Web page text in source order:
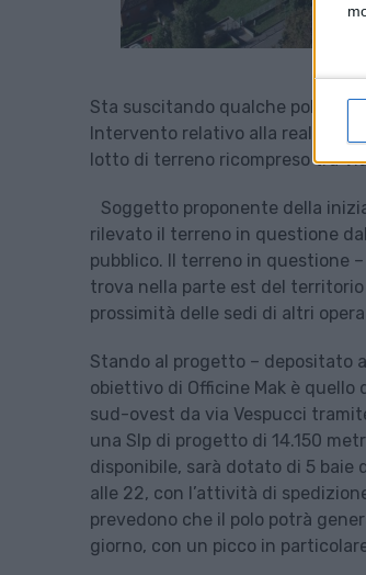
Sta suscitando qualche
Intervento relativo alla
lotto di terreno ricompreso tra
Soggetto proponente della
rilevato il terreno in questione
pubblico. Il terreno in questione
trova nella parte est del
prossimità delle sedi di altri
Stando al progetto – depositato
obiettivo di Officine Mak è quello
sud-ovest da via Vespucci
una Slp di progetto di 14.150
disponibile, sarà dotato di 5 baie
alle 22, con l’attività di
prevedono che il polo potrà
giorno, con un picco in